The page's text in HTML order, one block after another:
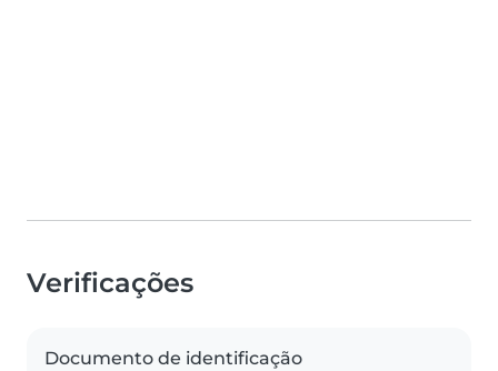
Verificações
Documento de identificação